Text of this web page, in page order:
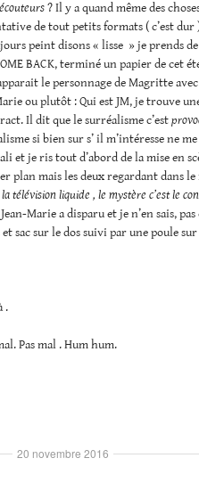
? Il y a quand même des
de tout petits formats ( c’est
peint disons « lisse » je prends
BACK, terminé un papier de cet
le personnage de Magritte avec
ou plutôt : Qui est JM, je trouve
Il dit que le surréalisme c’est
si bien sur s’ il m’intéresse ne
et je ris tout d’abord de la mise en
plan mais les deux regardant dans le
télévision liquide , le mystère c’est le
Marie a disparu et je n’en sais,
sac sur le dos suivi par une poule
.
Pas mal . Hum hum.
20 novembre 2016